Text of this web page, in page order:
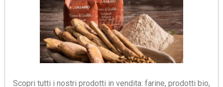
Scopri tutti i nostri prodotti in vendita: farine, prodotti bio,